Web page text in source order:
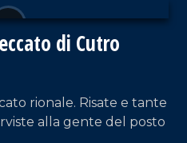
di Cutro
rionale. Risate e tante
alla gente del posto